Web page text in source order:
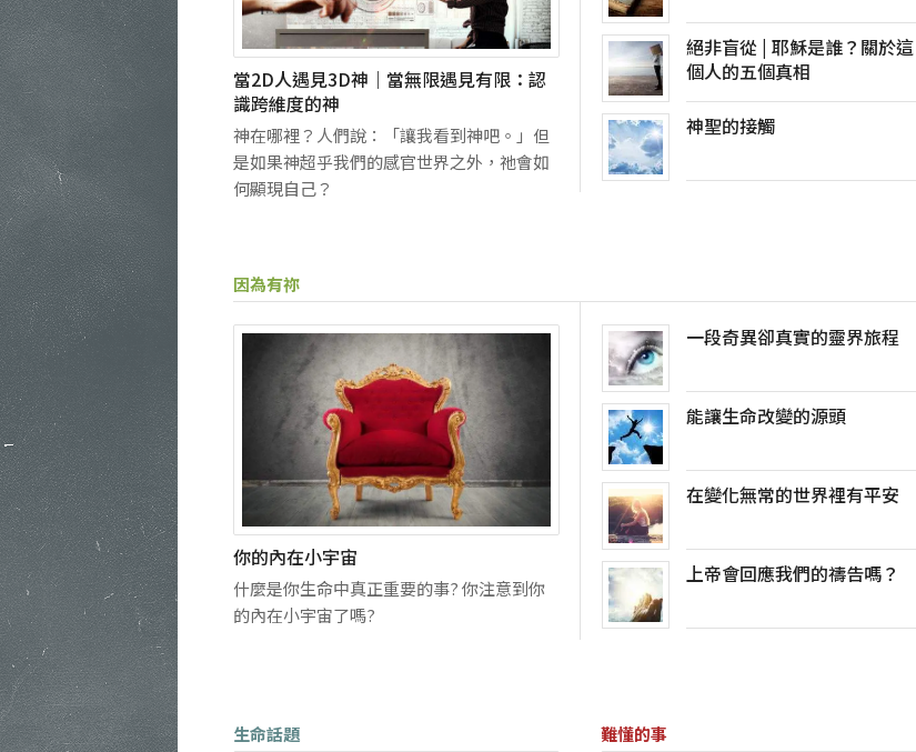
當2D人遇見3D神｜當無限遇見有限：認
識跨維度的神
神在哪裡？人們說：「讓我看到神吧。」但
是如果神超乎我們的感官世界之外，祂會如
何顯現自己？
絕非盲從 | 耶穌是誰？關於這
個人的五個真相
神聖的接觸
因為有祢
你的內在小宇宙
什麼是你生命中真正重要的事? 你注意到你
的內在小宇宙了嗎?
一段奇異卻真實的靈界旅程
能讓生命改變的源頭
在變化無常的世界裡有平安
上帝會回應我們的禱告嗎？
生命話題 難懂的事